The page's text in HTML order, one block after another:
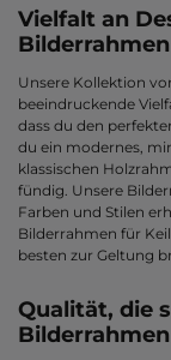
Vielfalt an
Unsere Kollektion
beeindruckende
dass du den
du ein modernes,
klassischen
fündig. Unsere
Farben und Stilen
Bilderrahmen für
besten zur Geltung
Qualität, die